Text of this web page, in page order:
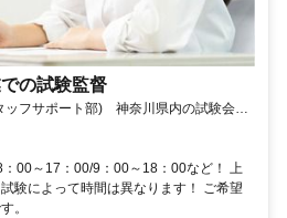
の試験監督
ッフサポート部) 神奈川県内の試験会場
アクセス便利です!)
00～17：00/9：00～18：00など！ 上
験によって時間は異なります！ ご希望
。